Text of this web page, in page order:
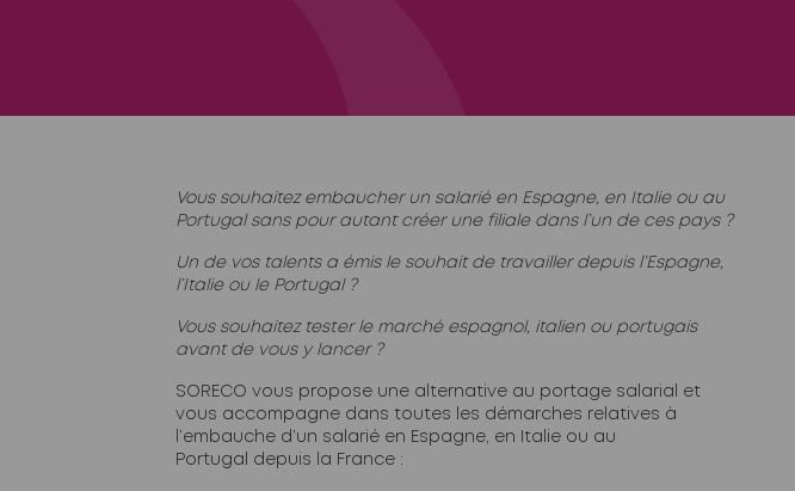
Vous souhaitez embaucher un salarié en Espagne, en Italie ou au
Portugal sans pour autant créer une filiale dans l’un de ces pays ?
Un de vos talents a émis le souhait de travailler depuis l’Espagne,
l’Italie ou le Portugal ?
Vous souhaitez tester le marché espagnol, italien ou portugais
avant de vous y lancer ?
SORECO vous propose une alternative au portage salarial et
vous accompagne dans toutes les démarches relatives à
l’embauche d’un salarié en Espagne, en Italie ou au
Portugal depuis la France :